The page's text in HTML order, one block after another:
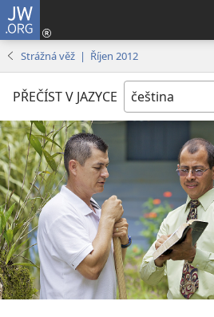
JW.ORG
Strážná věž | Říjen 2012
PŘEČÍST V JAZYCE